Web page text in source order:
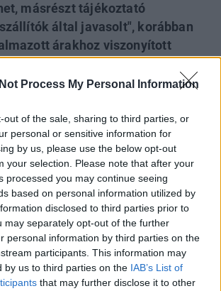
Process My Personal Information
out of the sale, sharing to third parties, or
personal or sensitive information for
by us, please use the below opt-out
your selection. Please note that after your
processed you may continue seeing
based on personal information utilized by
disclosed to third parties prior to
may separately opt-out of the further
personal information by third parties on the
participants. This information may
by us to third parties on the IAB’s List of
that may further disclose it to other
másrészt tájékoztató
által javasolt", korábban
árakhoz viszonyított
című éves katalógusában arról
vihető termékek 30% előleg
hetes szállítási határidővel
miközben az eljárás alá vont
szállítási határideje ezen
alapot. A KIKA jogsértő
a GVH Versenytanácsa 12 milió Ft
ki.
lényeges szempont a termék ára és
megrendelése esetén fontos az áru